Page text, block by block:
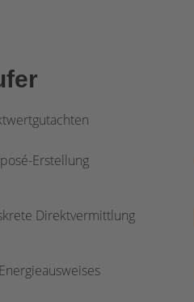
Erstellung
Direktvermittlung